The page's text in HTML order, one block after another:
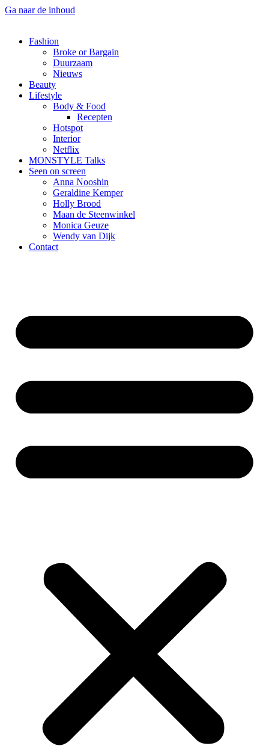
Ga naar de inhoud
Fashion
Broke or Bargain
Duurzaam
Nieuws
Beauty
Lifestyle
Body & Food
Recepten
Hotspot
Interior
Netflix
MONSTYLE Talks
Seen on screen
Anna Nooshin
Geraldine Kemper
Holly Brood
Maan de Steenwinkel
Monica Geuze
Wendy van Dijk
Contact